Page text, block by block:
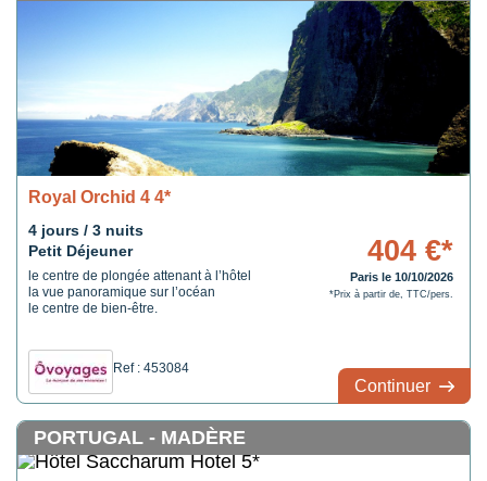
Royal Orchid 4 4*
4 jours / 3 nuits
Petit Déjeuner
le centre de plongée attenant à l’hôtel
la vue panoramique sur l’océan
le centre de bien-être.
Ref : 453084
404 €*
Paris le 10/10/2026
*Prix à partir de, TTC/pers.
Continuer
PORTUGAL - MADÈRE